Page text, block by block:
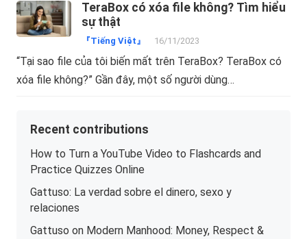
TeraBox có xóa file không? Tìm hiểu
sự thật
『Tiếng Việt』 16/11/2023
“Tại sao file của tôi biến mất trên TeraBox? TeraBox có
xóa file không?” Gần đây, một số người dùng…
Recent contributions
How to Turn a YouTube Video to Flashcards and
Practice Quizzes Online
Gattuso: La verdad sobre el dinero, sexo y
relaciones
Gattuso on Modern Manhood: Money, Respect &